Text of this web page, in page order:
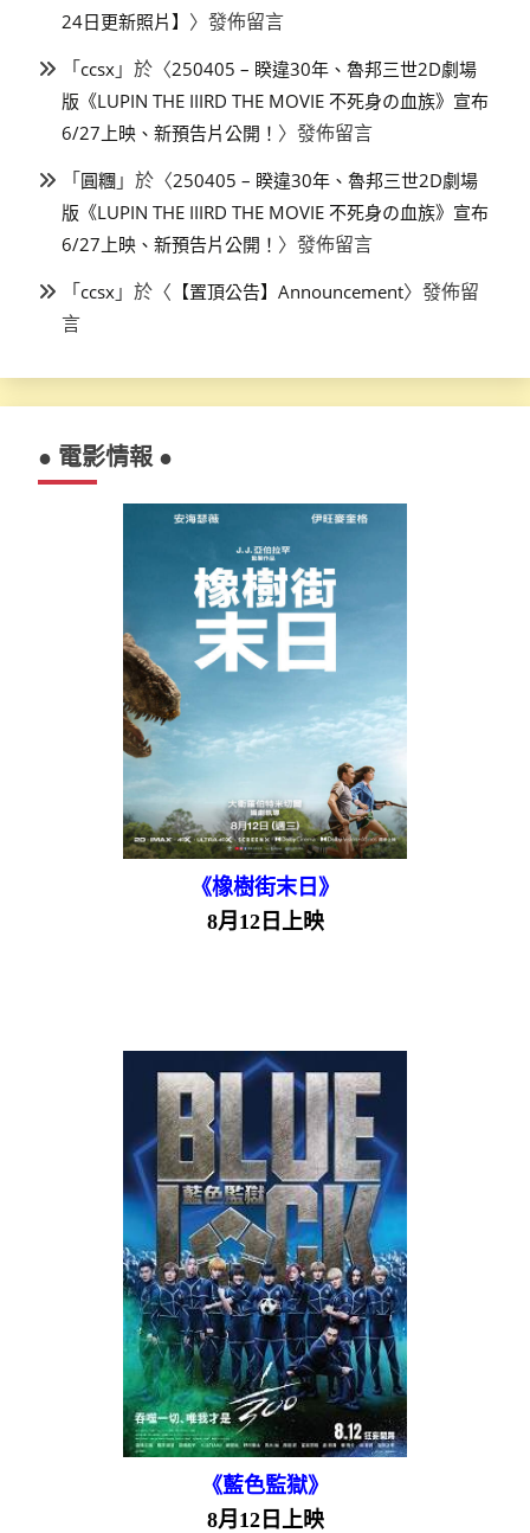
24日更新照片】 〉發佈留言
「ccsx 」於〈250405 – 睽違30年、魯邦三世2D劇場
版《LUPIN THE IIIRD THE MOVIE 不死身の血族》宣布
6/27上映、新預告片公開！ 〉發佈留言
「圓糰 」於〈250405 – 睽違30年、魯邦三世2D劇場
版《LUPIN THE IIIRD THE MOVIE 不死身の血族》宣布
6/27上映、新預告片公開！ 〉發佈留言
「ccsx 」於〈 【置頂公告】Announcement〉發佈留
言
● 電影情報 ●
《橡樹街末日》
8月12日上映
《藍色監獄》
8月12日上映